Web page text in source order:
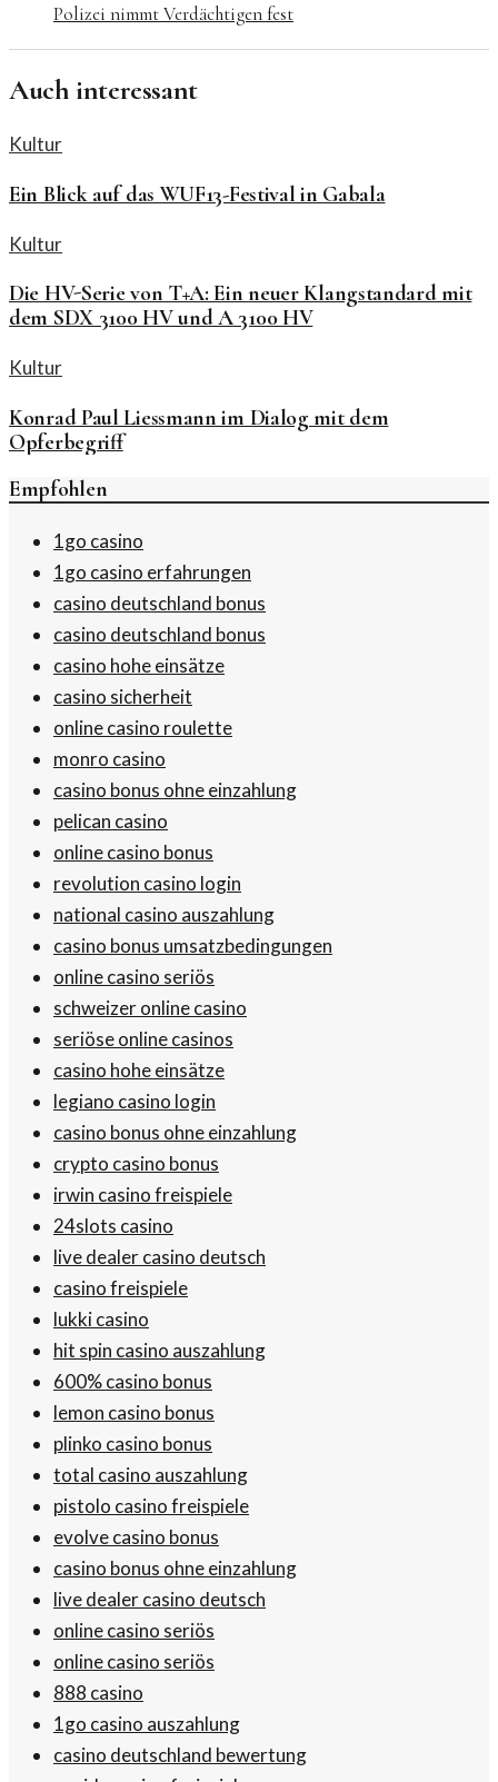
Polizei nimmt Verdächtigen fest
Auch interessant
Kultur
Ein Blick auf das WUF13-Festival in Gabala
Kultur
Die HV-Serie von T+A: Ein neuer Klangstandard mit
dem SDX 3100 HV und A 3100 HV
Kultur
Konrad Paul Liessmann im Dialog mit dem
Opferbegriff
Empfohlen
1go casino
1go casino erfahrungen
casino deutschland bonus
casino deutschland bonus
casino hohe einsätze
casino sicherheit
online casino roulette
monro casino
casino bonus ohne einzahlung
pelican casino
online casino bonus
revolution casino login
national casino auszahlung
casino bonus umsatzbedingungen
online casino seriös
schweizer online casino
seriöse online casinos
casino hohe einsätze
legiano casino login
casino bonus ohne einzahlung
crypto casino bonus
irwin casino freispiele
24slots casino
live dealer casino deutsch
casino freispiele
lukki casino
hit spin casino auszahlung
600% casino bonus
lemon casino bonus
plinko casino bonus
total casino auszahlung
pistolo casino freispiele
evolve casino bonus
casino bonus ohne einzahlung
live dealer casino deutsch
online casino seriös
online casino seriös
888 casino
1go casino auszahlung
casino deutschland bewertung